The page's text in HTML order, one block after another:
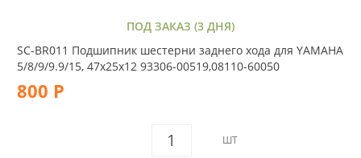
ПОД ЗАКАЗ (3 ДНЯ)
SC-BR011 Подшипник шестерни заднего хода для YAMAHA
5/8/9/9.9/15, 47х25х12 93306-00519,08110-60050
800 Р
ШТ